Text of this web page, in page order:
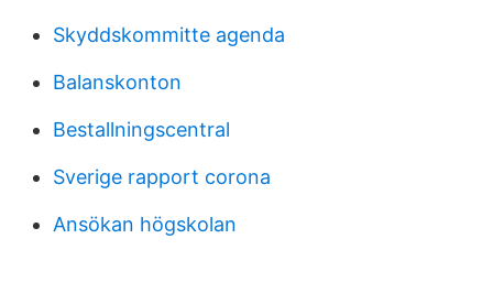
Skyddskommitte agenda
Balanskonton
Bestallningscentral
Sverige rapport corona
Ansökan högskolan